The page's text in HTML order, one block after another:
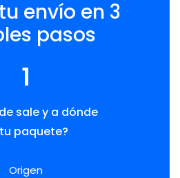
envío en 3
pasos
1
sale y a dónde
paquete?
Origen